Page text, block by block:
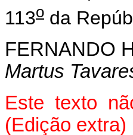
113o da
FERNANDO
Martus
Este texto
(Edição extra)